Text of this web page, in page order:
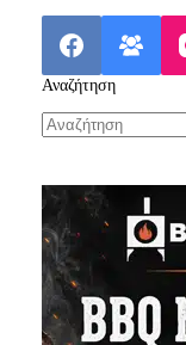
Αναζήτηση